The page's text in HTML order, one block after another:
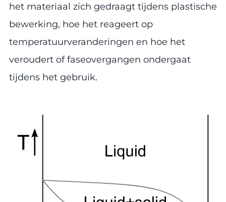
het materiaal zich gedraagt tijdens plastische
bewerking, hoe het reageert op
temperatuurveranderingen en hoe het
veroudert of faseovergangen ondergaat
tijdens het gebruik.